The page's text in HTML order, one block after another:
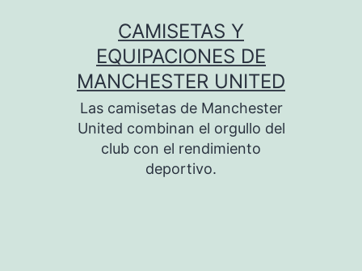
CAMISETAS Y
EQUIPACIONES DE
MANCHESTER UNITED
Las camisetas de Manchester
United combinan el orgullo del
club con el rendimiento
deportivo.